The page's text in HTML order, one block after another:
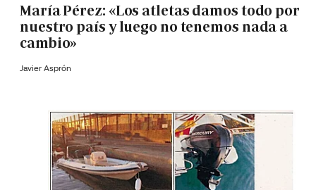
María Pérez: «Los atletas damos todo por
nuestro país y luego no tenemos nada a
cambio»
Javier Asprón